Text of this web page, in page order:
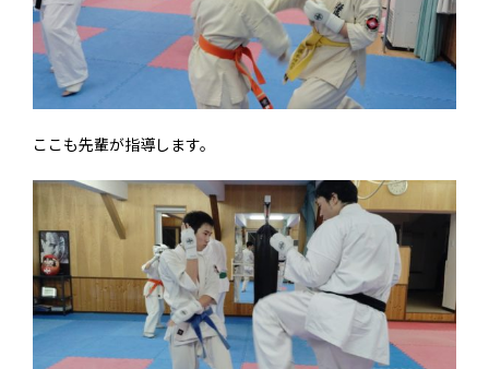
ここも先輩が指導します。